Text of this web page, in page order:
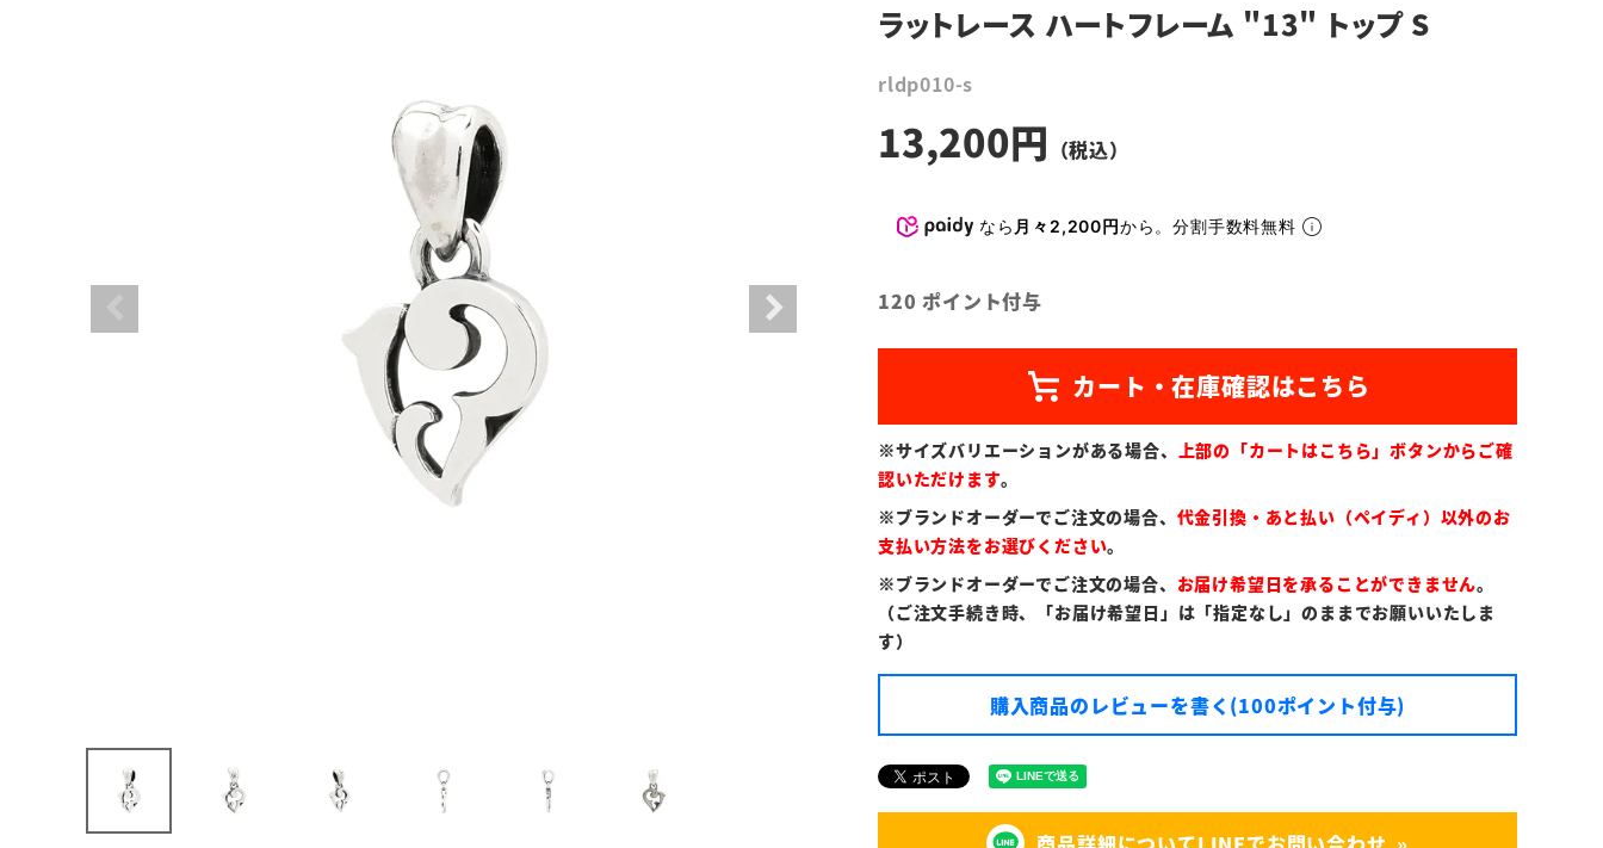
ラットレース ハートフレーム "13" トップ S
rldp010-s
13,200
なら 月々2,200円から。分割手数料無料
120 ポイント付与
※サイズバリエーションがある場合、
上部の「カートはこちら」ボタンからご確
認いただけます。
※ブランドオーダーでご注文の場合、 代金引換・あと払い（ペイディ）以外のお
支払い方法をお選びください。
※ブランドオーダーでご注文の場合、 お届け希望日を承ることができません。
（ご注文手続き時、「お届け希望日」は「指定なし」のままでお願いいたしま
す）
購入商品のレビューを書く(100ポイント付与)